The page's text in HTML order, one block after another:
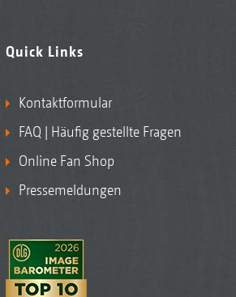
Quick Links
Kontaktformular
FAQ | Häufig gestellte Fragen
Online Fan Shop
Pressemeldungen